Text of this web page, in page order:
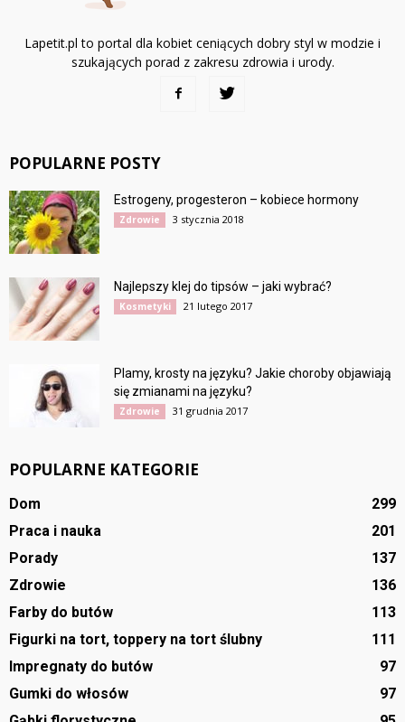
Lapetit.pl to portal dla kobiet ceniących dobry styl w modzie i
szukających porad z zakresu zdrowia i urody.
POPULARNE POSTY
Estrogeny, progesteron – kobiece hormony
Zdrowie 3 stycznia 2018
Najlepszy klej do tipsów – jaki wybrać?
Kosmetyki 21 lutego 2017
Plamy, krosty na języku? Jakie choroby objawiają
się zmianami na języku?
Zdrowie 31 grudnia 2017
POPULARNE KATEGORIE
Dom
299
Praca i nauka
201
Porady
137
Zdrowie
136
Farby do butów
113
Figurki na tort, toppery na tort ślubny
111
Impregnaty do butów
97
Gumki do włosów
97